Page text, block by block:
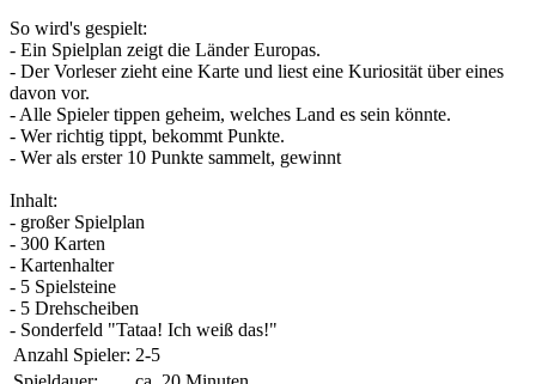
So wird's gespielt:
- Ein Spielplan zeigt die Länder Europas.
- Der Vorleser zieht eine Karte und liest eine Kuriosität über eines
davon vor.
- Alle Spieler tippen geheim, welches Land es sein könnte.
- Wer richtig tippt, bekommt Punkte.
- Wer als erster 10 Punkte sammelt, gewinnt
Inhalt:
- großer Spielplan
- 300 Karten
- Kartenhalter
- 5 Spielsteine
- 5 Drehscheiben
- Sonderfeld "Tataa! Ich weiß das!"
Anzahl Spieler: 2-5